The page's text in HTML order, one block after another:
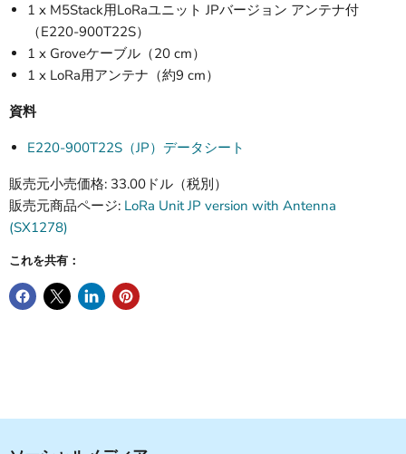
1 x M5Stack用LoRaユニット JPバージョン アンテナ付
（E220-900T22S）
1 x Groveケーブル（20 cm）
1 x LoRa用アンテナ（約9 cm）
資料
E220-900T22S（JP）データシート
販売元小売価格: 33.00ドル（税別）
販売元商品ページ: LoRa Unit JP version with Antenna
(SX1278)
これを共有：